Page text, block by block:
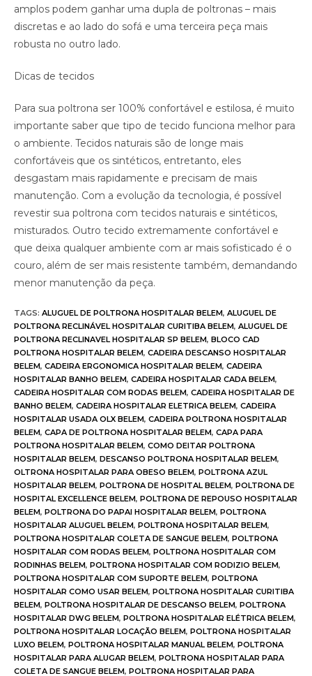
amplos podem ganhar uma dupla de poltronas – mais
discretas e ao lado do sofá e uma terceira peça mais
robusta no outro lado.
Dicas de tecidos
Para sua poltrona ser 100% confortável e estilosa, é muito
importante saber que tipo de tecido funciona melhor para
o ambiente. Tecidos naturais são de longe mais
confortáveis que os sintéticos, entretanto, eles
desgastam mais rapidamente e precisam de mais
manutenção. Com a evolução da tecnologia, é possível
revestir sua poltrona com tecidos naturais e sintéticos,
misturados. Outro tecido extremamente confortável e
que deixa qualquer ambiente com ar mais sofisticado é o
couro, além de ser mais resistente também, demandando
menor manutenção da peça.
TAGS: ALUGUEL DE POLTRONA HOSPITALAR BELEM, ALUGUEL DE
POLTRONA RECLINÁVEL HOSPITALAR CURITIBA BELEM, ALUGUEL DE
POLTRONA RECLINAVEL HOSPITALAR SP BELEM, BLOCO CAD
POLTRONA HOSPITALAR BELEM, CADEIRA DESCANSO HOSPITALAR
BELEM, CADEIRA ERGONOMICA HOSPITALAR BELEM, CADEIRA
HOSPITALAR BANHO BELEM, CADEIRA HOSPITALAR CADA BELEM,
CADEIRA HOSPITALAR COM RODAS BELEM, CADEIRA HOSPITALAR DE
BANHO BELEM, CADEIRA HOSPITALAR ELETRICA BELEM, CADEIRA
HOSPITALAR USADA OLX BELEM, CADEIRA POLTRONA HOSPITALAR
BELEM, CAPA DE POLTRONA HOSPITALAR BELEM, CAPA PARA
POLTRONA HOSPITALAR BELEM, COMO DEITAR POLTRONA
HOSPITALAR BELEM, DESCANSO POLTRONA HOSPITALAR BELEM,
OLTRONA HOSPITALAR PARA OBESO BELEM, POLTRONA AZUL
HOSPITALAR BELEM, POLTRONA DE HOSPITAL BELEM, POLTRONA DE
HOSPITAL EXCELLENCE BELEM, POLTRONA DE REPOUSO HOSPITALAR
BELEM, POLTRONA DO PAPAI HOSPITALAR BELEM, POLTRONA
HOSPITALAR ALUGUEL BELEM, POLTRONA HOSPITALAR BELEM,
POLTRONA HOSPITALAR COLETA DE SANGUE BELEM, POLTRONA
HOSPITALAR COM RODAS BELEM, POLTRONA HOSPITALAR COM
RODINHAS BELEM, POLTRONA HOSPITALAR COM RODIZIO BELEM,
POLTRONA HOSPITALAR COM SUPORTE BELEM, POLTRONA
HOSPITALAR COMO USAR BELEM, POLTRONA HOSPITALAR CURITIBA
BELEM, POLTRONA HOSPITALAR DE DESCANSO BELEM, POLTRONA
HOSPITALAR DWG BELEM, POLTRONA HOSPITALAR ELÉTRICA BELEM,
POLTRONA HOSPITALAR LOCAÇÃO BELEM, POLTRONA HOSPITALAR
LUXO BELEM, POLTRONA HOSPITALAR MANUAL BELEM, POLTRONA
HOSPITALAR PARA ALUGAR BELEM, POLTRONA HOSPITALAR PARA
COLETA DE SANGUE BELEM, POLTRONA HOSPITALAR PARA